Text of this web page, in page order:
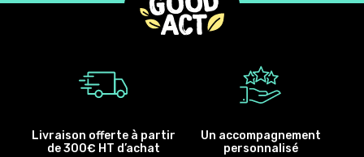
Livraison offerte à partir
de 300€ HT d’achat
Un accompagnement
personnalisé